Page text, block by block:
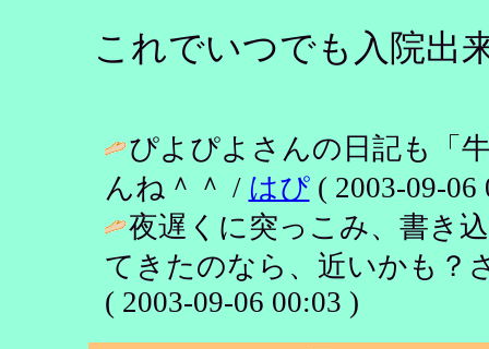
これでいつでも入院出
ぴよぴよさんの日記も「
んね＾＾ / はぴ( 2003-09-06
夜遅くに突っこみ、書き
てきたのなら、近いかも？
( 2003-09-06 00:03 )